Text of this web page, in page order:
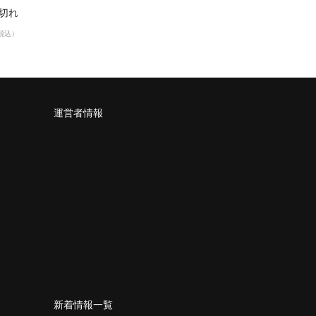
れ
込）
運営者情報
新着情報一覧